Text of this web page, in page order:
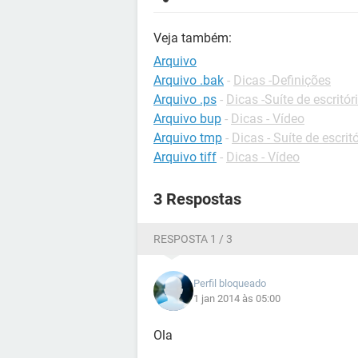
Veja também:
Arquivo
Arquivo .bak - Dicas -Definições
Arquivo .ps - Dicas -Suíte de
Arquivo bup - Dicas - Vídeo
Arquivo tmp - Dicas - Suíte de
Arquivo tiff - Dicas - Vídeo
3 Respostas
RESPOSTA 1 / 3
Perfil bloqueado
1 jan 2014 às 05:00
Ola